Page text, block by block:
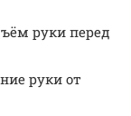
руки перед
руки от